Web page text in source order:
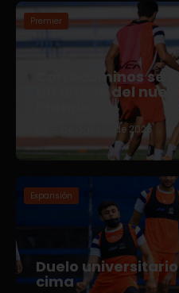
Premier
Correcaminos se
arranque del
5 de agosto de 2026
Expansión
Duelo
cima